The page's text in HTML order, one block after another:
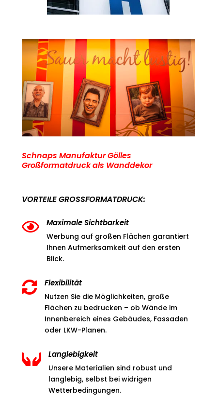
Schnaps Manufaktur Gölles
Großformatdruck als Wanddekor
VORTEILE GROSSFORMATDRUCK:
 Maximale Sichtbarkeit
Werbung auf großen Flächen garantiert
Ihnen Aufmerksamkeit auf den ersten
Blick.
 Flexibilität
Nutzen Sie die Möglichkeiten, große
Flächen zu bedrucken – ob Wände im
Innenbereich eines Gebäudes, Fassaden
oder LKW-Planen.
 Langlebigkeit
Unsere Materialien sind robust und
langlebig, selbst bei widrigen
Wetterbedingungen.